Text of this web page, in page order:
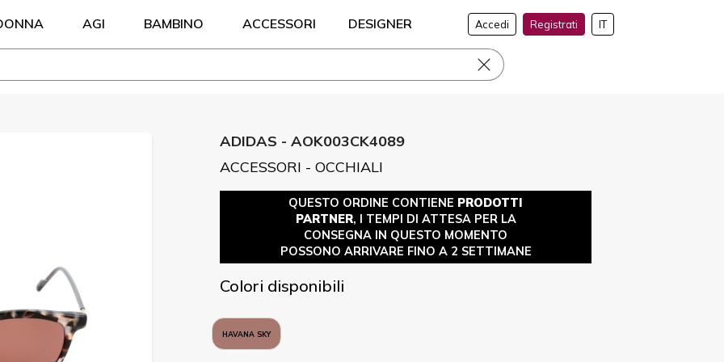
AGI BAMBINO ACCESSORI DESIGNER Accedi Registrati IT
ADIDAS - AOK003CK4089
ACCESSORI - OCCHIALI
QUESTO ORDINE CONTIENE PRODOTTI
PARTNER, I TEMPI DI ATTESA PER LA
CONSEGNA IN QUESTO MOMENTO
POSSONO ARRIVARE FINO A 2 SETTIMANE
Colori disponibili
HAVANA SKY